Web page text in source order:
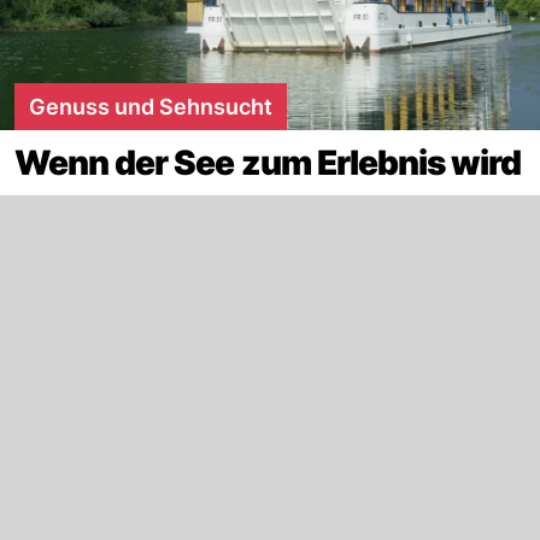
Genuss und Sehnsucht
Wenn der See zum Erlebnis wird